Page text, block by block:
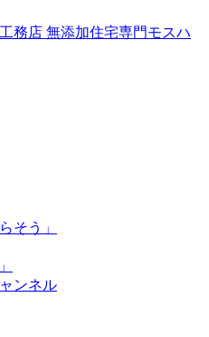
店 無添加住宅専門モスハウス
そう」
ンネル